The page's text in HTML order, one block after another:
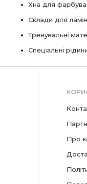
Хна для
Склади для
Тренувальні
Спеціальні
Про